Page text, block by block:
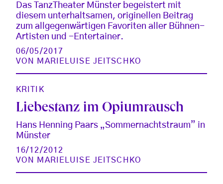
Das TanzTheater Münster begeistert mit
diesem unterhaltsamen, originellen Beitrag
zum allgegenwärtigen Favoriten aller Bühnen-
Artisten und -Entertainer.
06/05/2017
VON MARIELUISE JEITSCHKO
KRITIK
Liebestanz im Opiumrausch
Hans Henning Paars „Sommernachtstraum” in
Münster
16/12/2012
VON MARIELUISE JEITSCHKO